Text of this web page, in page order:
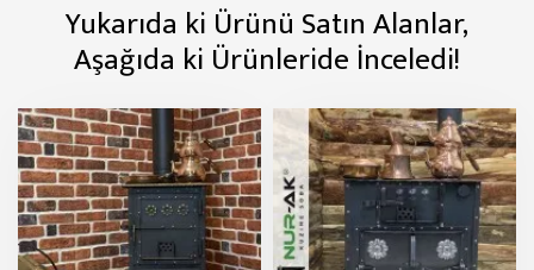
Yukarıda ki Ürünü Satın Alanlar,
Aşağıda ki Ürünleride İnceledi!